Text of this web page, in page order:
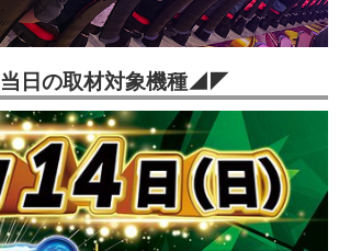
日の取材対象機種◢◤